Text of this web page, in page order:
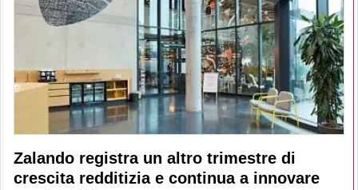
Zalando registra un altro trimestre di
crescita redditizia e continua a innovare